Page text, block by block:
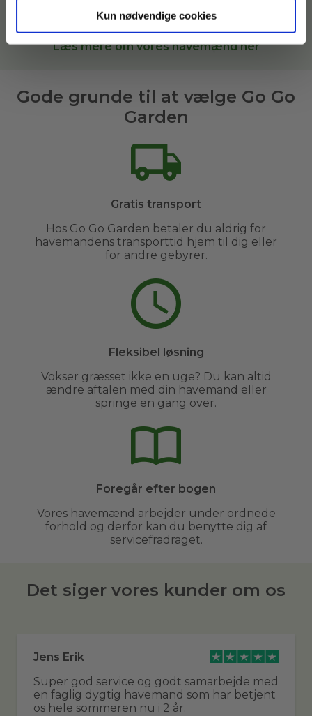
Kun nødvendige cookies
Garden, sætter vi dig i kontakt med den bedste
havemand til opgaven iHobro og omegn
Læs mere om vores havemænd her
Gode grunde til at vælge Go Go
Garden
Gratis transport
Hos Go Go Garden betaler du aldrig for
havemandens transporttid hjem til dig eller
for andre gebyrer.
Fleksibel løsning
Vokser græsset ikke en uge? Du kan altid
ændre aftalen med din havemand eller
springe en gang over.
Foregår efter bogen
Vores havemænd arbejder under ordnede
forhold og derfor kan du benytte dig af
servicefradraget.
Det siger vores kunder om os
Jens Erik
Super god service og godt samarbejde med
en faglig dygtig havemand som har betjent
os hele sommeren nu i 2 år.